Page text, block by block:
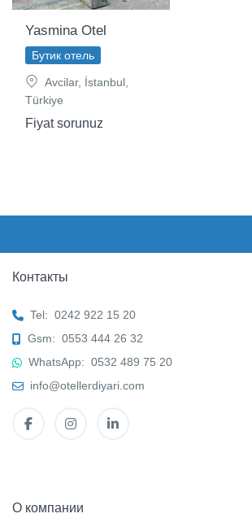
Yasmina Otel
Бутик отель
Avcilar, İstanbul,
Türkiye
Fiyat sorunuz
Контакты
Tel: 0242 922 15 20
Gsm: 0553 444 26 32
WhatsApp: 0532 489 75 20
info@otellerdiyari.com
О компании